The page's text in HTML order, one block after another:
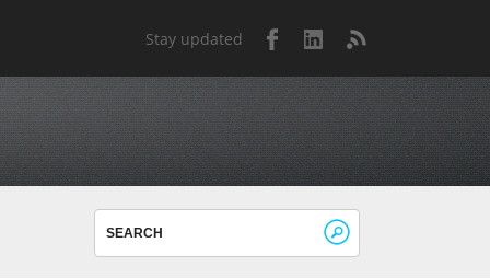
Stay updated